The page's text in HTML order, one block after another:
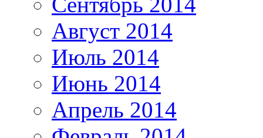
Август 2014
Июль 2014
Июнь 2014
Апрель 2014